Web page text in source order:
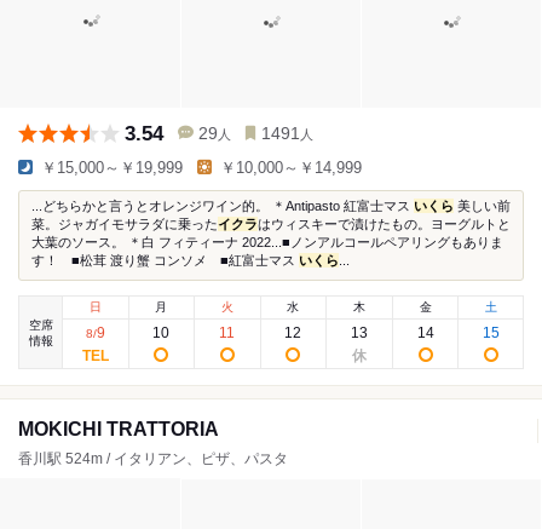
3.54 29 人 1491 人
￥15,000～￥19,999 ￥10,000～￥14,999
...どちらかと言うとオレンジワイン的。 ＊Antipasto 紅富士マス いくら 美しい前
菜。ジャガイモサラダに乗ったイクラはウィスキーで漬けたもの。ヨーグルトと
大葉のソース。 ＊白 フィティーナ 2022...■ノンアルコールペアリングもありま
す！ ■松茸 渡り蟹 コンソメ ■紅富士マス いくら
空席
情報
日
8/9
月
10
火
11
水
12
木
13
金
14
土
15
MOKICHI TRATTORIA
香川駅 524m / イタリアン、ピザ、パスタ